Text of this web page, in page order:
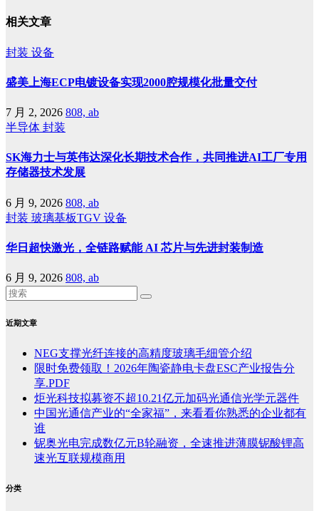
相关文章
封装 设备
盛美上海ECP电镀设备实现2000腔规模化批量交付
7 月 2, 2026 808, ab
半导体 封装
SK海力士与英伟达深化长期技术合作，共同推进AI工厂专用
存储器技术发展
6 月 9, 2026 808, ab
封装 玻璃基板TGV 设备
华日超快激光，全链路赋能 AI 芯片与先进封装制造
6 月 9, 2026 808, ab
近期文章
NEG支撑光纤连接的高精度玻璃毛细管介绍
限时免费领取！2026年陶瓷静电卡盘ESC产业报告分
享.PDF
炬光科技拟募资不超10.21亿元加码光通信光学元器件
中国光通信产业的“全家福”，来看看你熟悉的企业都有
谁
铌奥光电完成数亿元B轮融资，全速推进薄膜铌酸锂高
速光互联规模商用
分类